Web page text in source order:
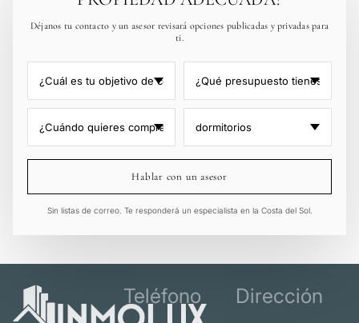
Déjanos tu contacto y un asesor revisará opciones publicadas y privadas para
ti.
Hablar con un asesor
Sin listas de correo. Te responderá un especialista en la Costa del Sol.
Teléfono Dirección